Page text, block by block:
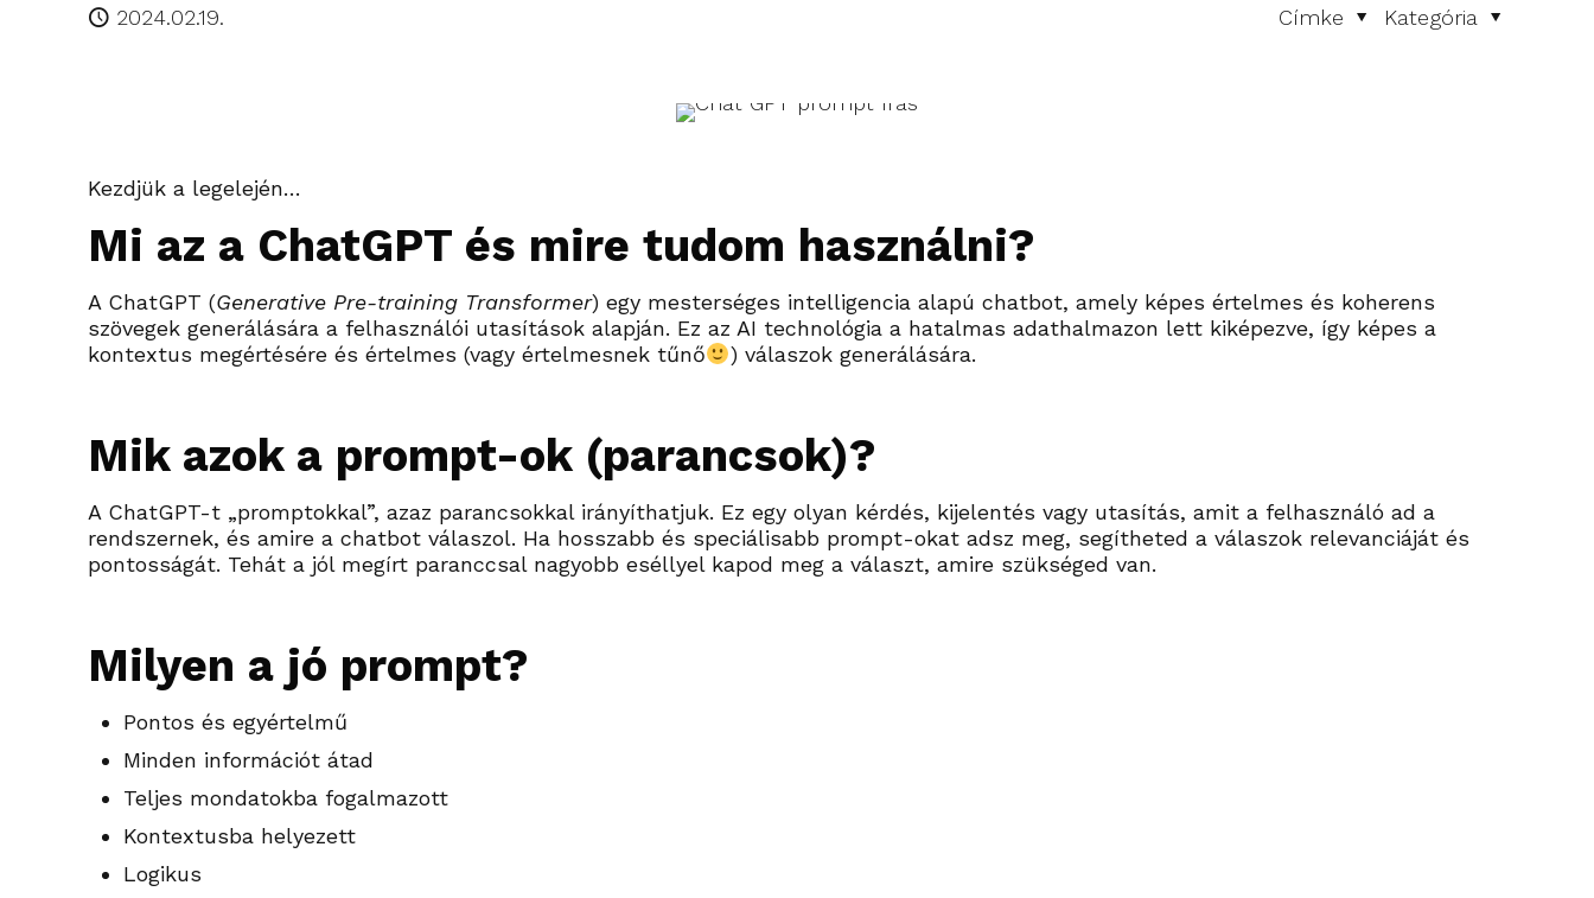
2024.02.19. Kategória
Címke
Kezdjük a legelején…
Mi az a ChatGPT és mire tudom használni?
A ChatGPT (Generative Pre-training Transformer) egy mesterséges intelligencia alapú chatbot, amely képes értelmes és koherens
szövegek generálására a felhasználói utasítások alapján. Ez az AI technológia a hatalmas adathalmazon lett kiképezve, így képes a
kontextus megértésére és értelmes (vagy értelmesnek tűnő
) válaszok generálására.
Mik azok a prompt-ok (parancsok)?
A ChatGPT-t „promptokkal”, azaz parancsokkal irányíthatjuk. Ez egy olyan kérdés, kijelentés vagy utasítás, amit a felhasználó ad a
rendszernek, és amire a chatbot válaszol. Ha hosszabb és speciálisabb prompt-okat adsz meg, segítheted a válaszok relevanciáját és
pontosságát. Tehát a jól megírt paranccsal nagyobb eséllyel kapod meg a választ, amire szükséged van.
Milyen a jó prompt?
Pontos és egyértelmű
Minden információt átad
Teljes mondatokba fogalmazott
Kontextusba helyezett
Logikus